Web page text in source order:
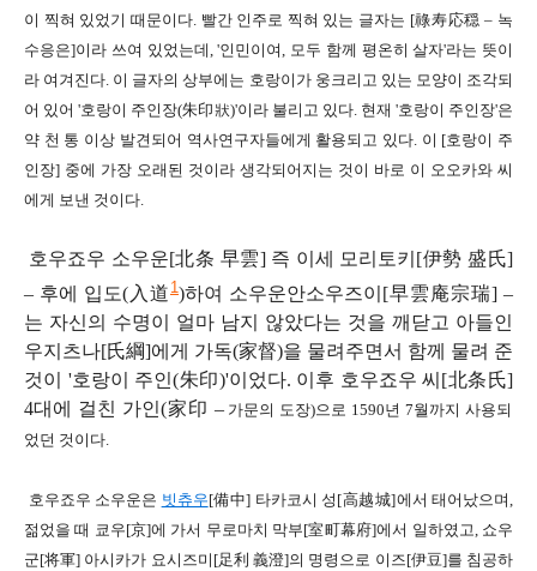
이 찍혀 있었기 때문이다. 빨간 인주로 찍혀 있는 글자는 [祿寿応穏– 녹
수응은]이라 쓰여 있었는데,'인민이여, 모두 함께 평온히 살자'라는 뜻이
라 여겨진다. 이 글자의 상부에는 호랑이가 웅크리고 있는 모양이 조각되
어 있어 '호랑이 주인장(朱印狀)'이라 불리고 있다. 현재 '호랑이 주인장'은
약 천 통 이상 발견되어 역사연구자들에게 활용되고 있다. 이 [호랑이 주
인장] 중에 가장 오래된 것이라 생각되어지는 것이 바로 이 오오카와 씨
에게 보낸 것이다.
호우죠우 소우운[北条 早雲] 즉 이세 모리토키 [伊勢 盛氏]
– 후에 입도( 入道 1)하여 소우운안소우즈이 [早雲庵宗瑞] –
는 자신의 수명이 얼마 남지 않았다는 것을 깨닫고 아들인
우지츠나[氏綱]에게 가독(家督)을 물려주면서 함께 물려 준
것이
'호랑이 주인(朱印)'이었다. 이후 호우죠우 씨[北条氏]
4대에 걸친 가인(家印 – 가문의 도장)으로 1590년 7월까지 사용되
었던 것이다.
호우죠우 소우운은 빗츄우[備中] 타카코시 성 [高越城]에서 태어났으며,
젊었을 때 쿄우[京]에 가서 무로마치 막부[室町幕府]에서 일하였고, 쇼우
군[将軍] 아시카가 요시즈미 [足利 義澄]의 명령으로 이즈[伊豆]를 침공하